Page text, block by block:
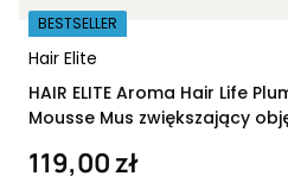
Hair Elite
BESTSELLER
HAIR ELITE Aroma Hair Life
Mousse Mus zwiększający
119,00 zł